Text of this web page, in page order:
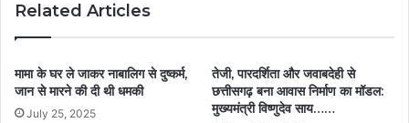
Related Articles
मामा के घर ले जाकर नाबालिग से दुष्कर्म,
जान से मारने की दी थी धमकी
July 25, 2025
तेजी, पारदर्शिता और जवाबदेही से
छत्तीसगढ़ बना आवास निर्माण का मॉडल:
मुख्यमंत्री विष्णुदेव साय……